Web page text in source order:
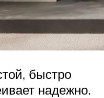
быстро
надежно.